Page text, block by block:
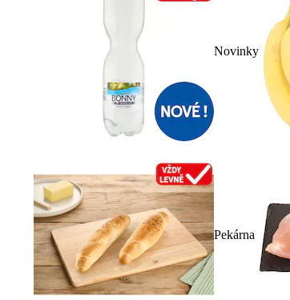
Novinky
Pekárna